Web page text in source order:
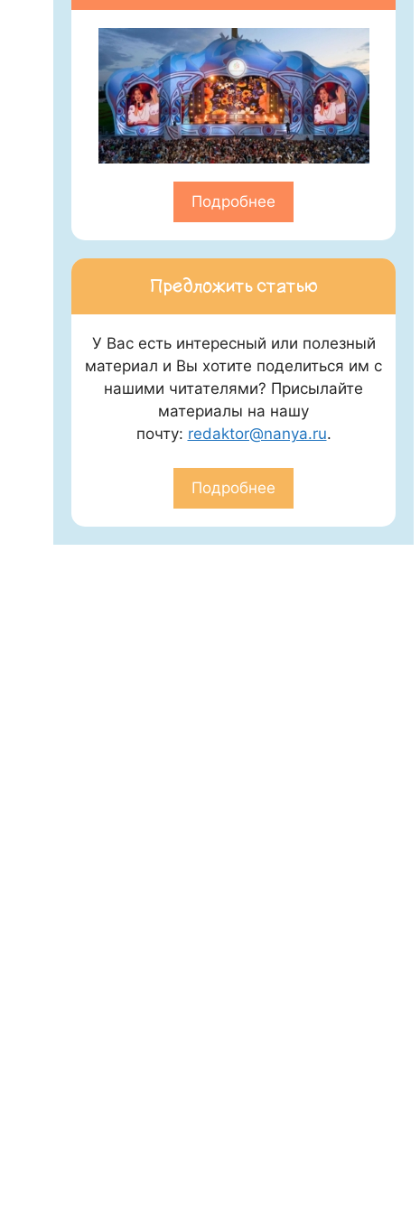
Подробнее
Предложить статью
У Вас есть интересный или полезный
материал и Вы хотите поделиться им с
нашими читателями? Присылайте
материалы на нашу
почту: redaktor@nanya.ru.
Подробнее